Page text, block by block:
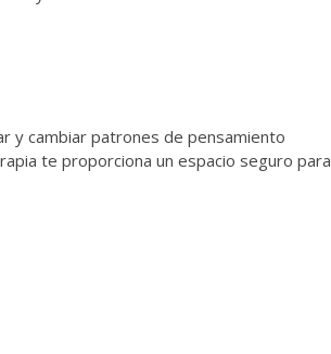
y cambiar patrones de pensamiento
te proporciona un espacio seguro para